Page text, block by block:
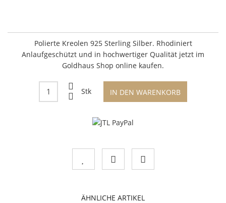
Polierte Kreolen 925 Sterling Silber. Rhodiniert
Anlaufgeschützt und in hochwertiger Qualität jetzt im
Goldhaus Shop online kaufen.
Stk IN DEN WARENKORB
ÄHNLICHE ARTIKEL